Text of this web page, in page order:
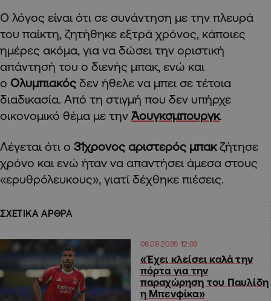
Ο λόγος είναι ότι σε συνάντηση με την πλευρά
του παίκτη, ζητήθηκε εξτρά χρόνος, κάποιες
ημέρες ακόμα, για να δώσει την οριστική
απάντησή του ο διενής μπακ, ενώ και
ο Ολυμπιακός δεν ήθελε να μπει σε τέτοια
διαδικασία. Από τη στιγμή που δεν υπήρχε
οικονομικό θέμα με την Άουγκσμπουργκ.
Λέγεται ότι ο 31χρονος αριστερός μπακζήτησε
χρόνο και ενώ ήταν να απαντήσει άμεσα στους
«ερυθρόλευκους», γιατί δέχθηκε πιέσεις.
ΣΧΕΤΙΚΑ ΑΡΘΡΑ
08.08.2026 12:03
«Έχει κλείσει καλά την
πόρτα για την
παραχώρηση του Παυλίδη
η Μπενφίκα»